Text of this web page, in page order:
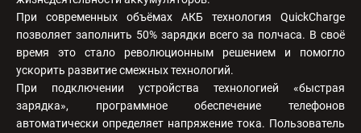
При современных объёмах АКБ технология QuickCharge
позволяет заполнить 50% зарядки всего за полчаса. В своё
время это стало революционным решением и помогло
ускорить развитие смежных технологий.
При подключении устройства технологией «быстрая
зарядка», программное обеспечение телефонов
автоматически определяет напряжение тока. Пользователь